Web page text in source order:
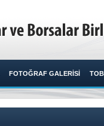
FOTOĞRAF GALERİSİ